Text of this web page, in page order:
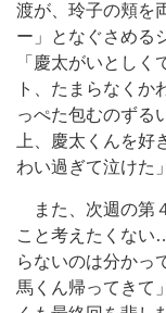
渡が、玲子の頬を
ー」となぐさめる
「慶太がいとし
ト、たまらなくか
っぺた包むのず
上、慶太くんを
わい過ぎて泣けた
また、次週の第
こと考えたくない
らないのは分かっ
馬くん帰ってきて